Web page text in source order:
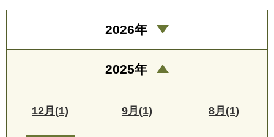
2026年
2025年
12月(1) 9月(1) 8月(1)